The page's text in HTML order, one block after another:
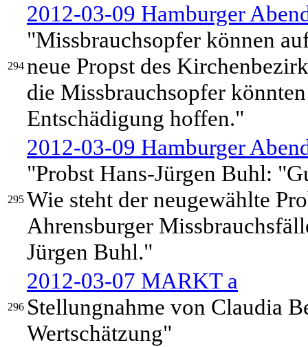
294
2012-03-09 Hamburger
"Missbrauchsopfer können
neue Propst des
die Missbrauchsopfer
Entschädigung hoffen."
295
2012-03-09 Hamburger
"Probst Hans-Jürgen Buhl:
Wie steht der neugewählte
Ahrensburger
Jürgen Buhl."
296
2012-03-07 MARKT a
Stellungnahme von Claudia
Wertschätzung"